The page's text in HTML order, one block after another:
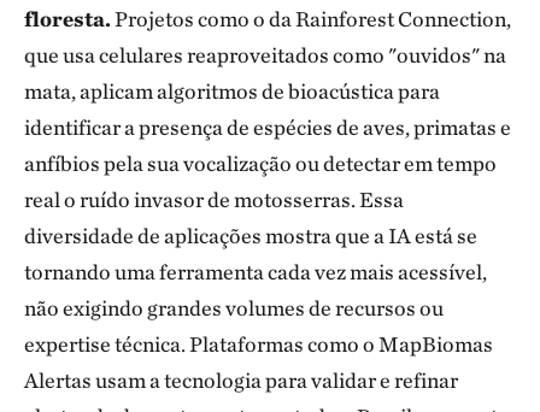
floresta.Projetos como o da Rainforest Connection,
que usa celulares reaproveitados como "ouvidos" na
mata, aplicam algoritmos de bioacústica para
identificar a presença de espécies de aves, primatas e
anfíbios pela sua vocalização ou detectar em tempo
real o ruído invasor de motosserras. Essa
diversidade de aplicações mostra que a IA está se
tornando uma ferramenta cada vez mais acessível,
não exigindo grandes volumes de recursos ou
expertise técnica. Plataformas como o MapBiomas
Alertas usam a tecnologia para validar e refinar